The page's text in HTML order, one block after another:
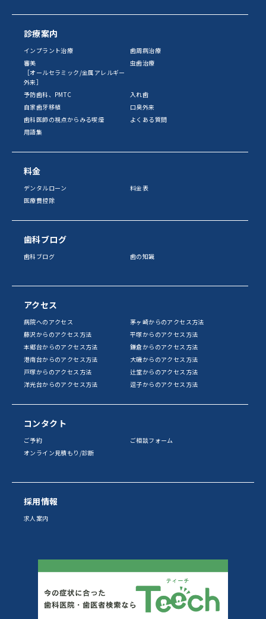
診療案内
インプラント治療
歯周病治療
審美
［オールセラミック/金属アレルギー
外来］
虫歯治療
予防歯科、PMTC
入れ歯
自家歯牙移植
口臭外来
歯科医師の視点からみる喫煙
よくある質問
用語集
料金
デンタルローン
料金表
医療費控除
歯科ブログ
歯科ブログ 歯の知識
アクセス
病院へのアクセス
茅ヶ崎からのアクセス方法
藤沢からのアクセス方法
平塚からのアクセス方法
本郷台からのアクセス方法
鎌倉からのアクセス方法
港南台からのアクセス方法
大磯からのアクセス方法
戸塚からのアクセス方法
辻堂からのアクセス方法
洋光台からのアクセス方法
逗子からのアクセス方法
コンタクト
ご予約
ご相談フォーム
オンライン見積もり/診断
採用情報
求人案内